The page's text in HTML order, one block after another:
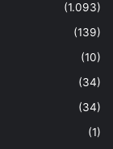
(1.093)
(139)
(10)
(34)
(34)
(1)